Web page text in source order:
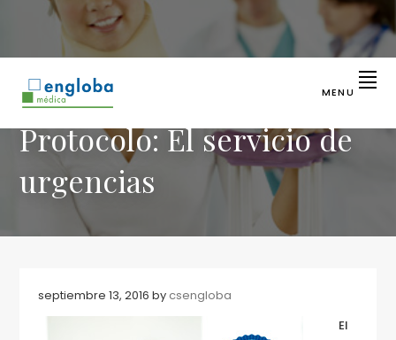
principal
MÉDICA
en
identificación
sanitaria
MENU
Protocolo: El servicio de
urgencias
septiembre 13, 2016 by csengloba
El